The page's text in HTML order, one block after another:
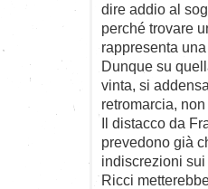
dire addio al
perché trovare
rappresenta
Dunque su
vinta, si
retromarcia,
Il distacco da
prevedono già
indiscrezioni
Ricci